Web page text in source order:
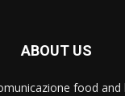
ABOUT US
food and